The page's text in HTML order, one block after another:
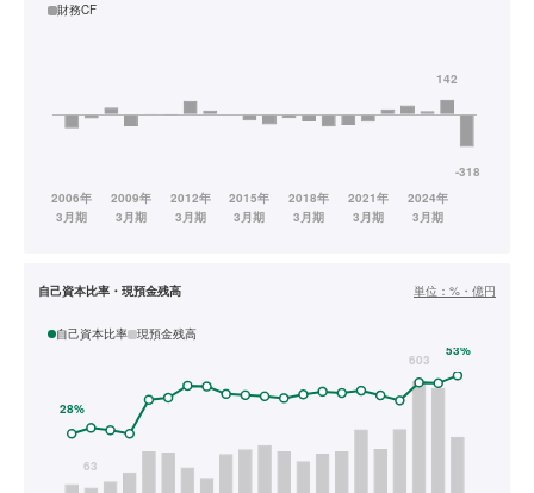
財務CF
自己資本比率・現預金残高 単位： %・億円
自己資本比率 現預金残高